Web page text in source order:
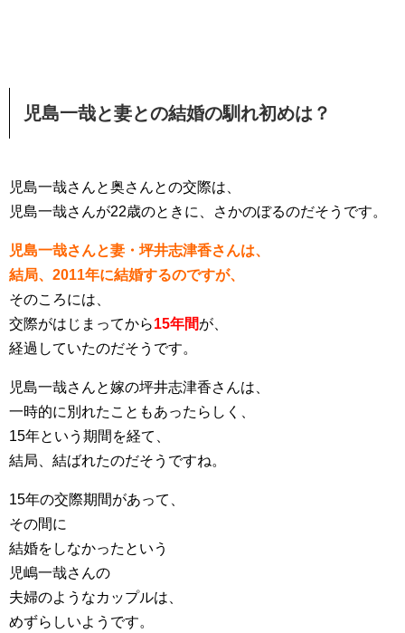
児島一哉と妻との結婚の馴れ初めは？
児島一哉さんと奥さんとの交際は、
児島一哉さんが22歳のときに、さかのぼるのだそうです。
児島一哉さんと妻・坪井志津香さんは、
結局、2011年に結婚するのですが、
そのころには、
交際がはじまってから15年間が、
経過していたのだそうです。
児島一哉さんと嫁の坪井志津香さんは、
一時的に別れたこともあったらしく、
15年という期間を経て、
結局、結ばれたのだそうですね。
15年の交際期間があって、
その間に
結婚をしなかったという
児嶋一哉さんの
夫婦のようなカップルは、
めずらしいようです。